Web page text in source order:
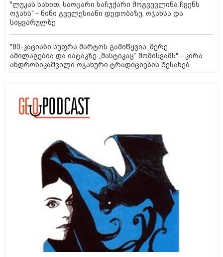
"ლუკას სახით, საოცარი საჩუქარი მოგვევლინა ჩვენს
ოჯახს" - ნინი გველესიანი დედობაზე, ოჯახსა და
სიყვარულზე
"80-კაციანი სუფრა მარტოს გამიწყვია, მერე
ამილაგებია და იატაკზე „მასტიკაც“ მომისვამს" - კირა
ანდრონიკაშვილი ოჯახური ტრადიციების შესახებ